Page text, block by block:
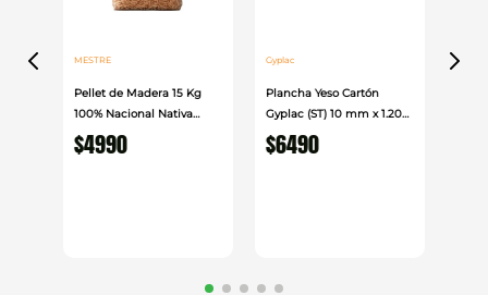
MESTRE
Pellet de Madera 15 Kg
100% Nacional Nativa
Mestre
$4990
Gyplac
Plancha Yeso Cartón
Gyplac (ST) 10 mm x 1.20
cm x 2.40cm
$6490